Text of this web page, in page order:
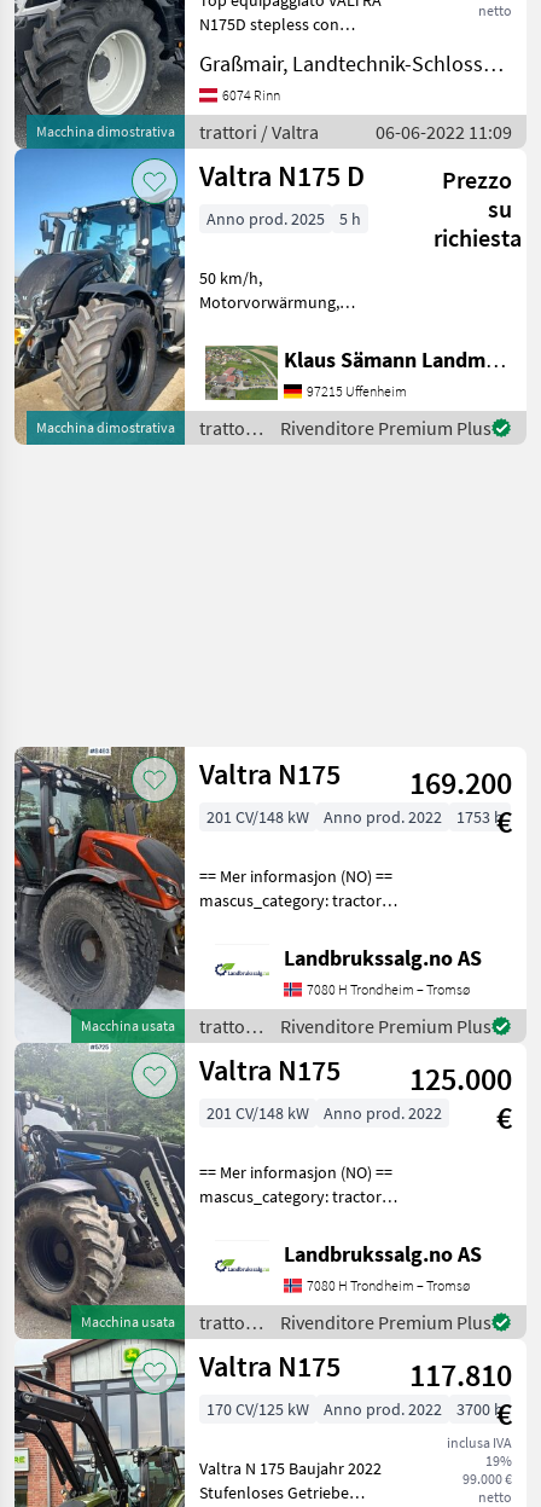
Macchina dimostrativa
netto
N175D stepless con
Bianco metallizzato
Edizione Austria #Valtra
Connect # Dispositivo di
inversione # FHW e FZW #
Graßmair, Landtechnik-Schlosserei GmbH
6074 Rinn
trattori / Valtra 06-06-2022 11:09
Macchina dimostrativa
Valtra N175 D
Prezzo
su
richiesta
Anno prod. 2025 5 h
50 km/h,
Motorvorwärmung,
gefederte Vorderachse,
Tanksieb, Frontzapfwelle,
Druckluftanlage, AKH 38
mm Bolzen, hydr
Oberlenker,
Klaus Sämann Landmaschinen Fachbetrieb GmbH
97215 Uffenheim
trattori
/ Valtra
Rivenditore Premium Plus
Macchina usata
Valtra N175
169.200
€
201 CV/148 kW Anno prod. 2022 1753 h
== Mer informasjon (NO) ==
mascus_category: tractors
number upon request: 8493
See
en.landbrukssalg.no/8493
for more images Tractor
speci
Landbrukssalg.no AS
7080 H Trondheim – Tromsø
trattori
/ Valtra
Rivenditore Premium Plus
Macchina usata
Valtra N175
125.000
€
201 CV/148 kW Anno prod. 2022
== Mer informasjon (NO) ==
mascus_category: tractors
number upon request: 5725
See
en.landbrukssalg.no/5725
for more images
Specification
Landbrukssalg.no AS
7080 H Trondheim – Tromsø
trattori
/ Valtra
Rivenditore Premium Plus
Valtra N175
117.810
€
inclusa IVA
19%
99.000 €
netto
170 CV/125 kW Anno prod. 2022 3700 h
Valtra N 175 Baujahr 2022
Stufenloses Getriebe